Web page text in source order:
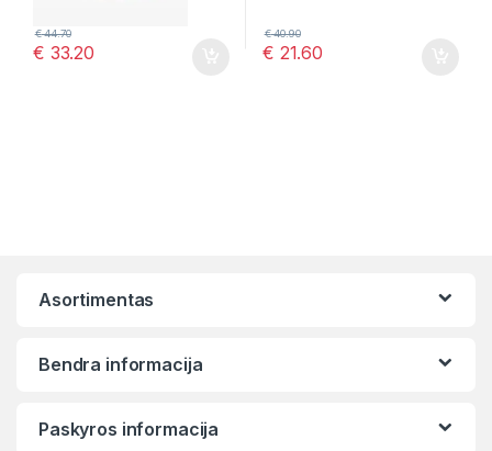
€ 33.20
€44.70
€ 21.60
€40.90
Asortimentas
Bendra informacija
Paskyros informacija